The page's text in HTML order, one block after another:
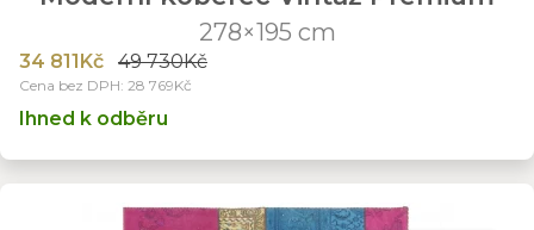
278×195 cm
34 811Kč 49 730Kč
Cena bez DPH: 28 769Kč
Ihned k odběru